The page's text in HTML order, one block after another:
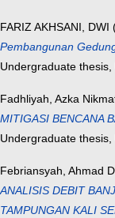
FARIZ AKHSANI, DWI
Pembangunan
Undergraduate
Fadhliyah, Azka
MITIGASI BENCANA
Undergraduate
Febriansyah, Ahmad
ANALISIS DEBIT
TAMPUNGAN KALI